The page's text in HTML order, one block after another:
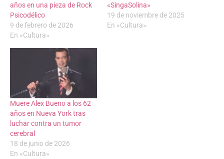
años en una pieza de Rock
Psicodélico
9 de febrero de 2026
En «Cultura»
«SingaSolina»
19 de noviembre de 2025
En «Cultura»
Muere Alex Bueno a los 62
años en Nueva York tras
luchar contra un tumor
cerebral
18 de junio de 2026
En «Cultura»